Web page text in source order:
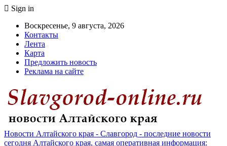
Sign in
Воскресенье, 9 августа, 2026
Контакты
Лента
Карта
Предложить новость
Реклама на сайте
Новости Алтайского края - Славгород - последние новости
сегодня Алтайского края, самая оперативная информация: